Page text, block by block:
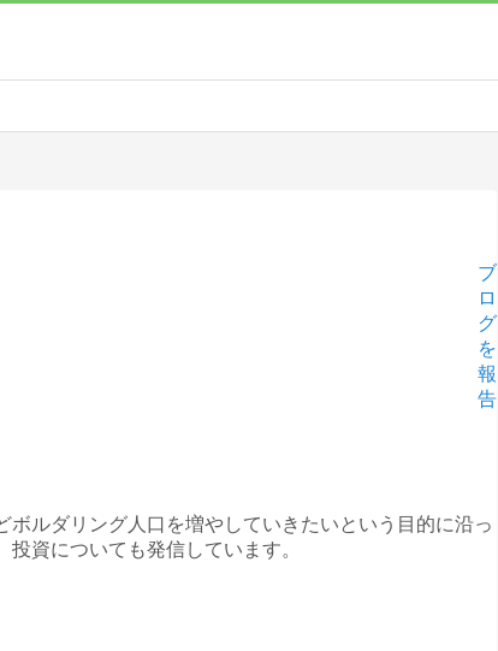
ブ
ロ
グ
を
報
告
ルダリング人口を増やしていきたいという目的に沿っ
資についても発信しています。